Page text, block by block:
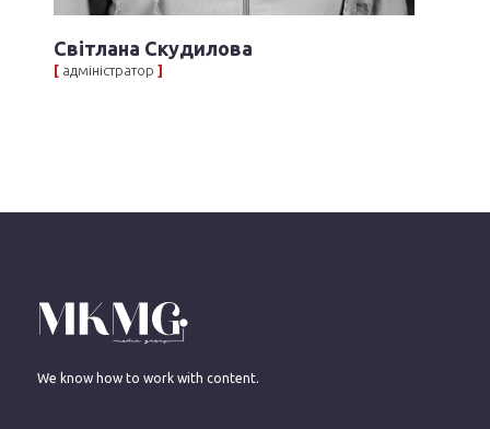
Світлана Скудилова
[ адміністратор ]
We know how to work with content.